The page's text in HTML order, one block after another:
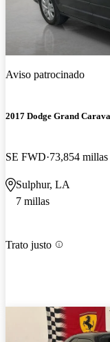
Aviso patrocinado
2017 Dodge Grand
SE FWD 73,854 millas
Sulphur, LA
7 millas
Trato justo